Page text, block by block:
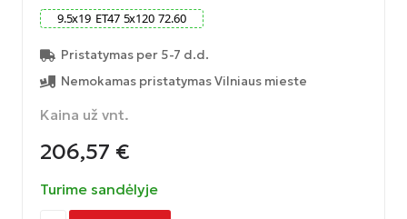
9.5x19 ET47 5x120 72.60
Pristatymas per 5-7 d.d.
Nemokamas pristatymas Vilniaus mieste
Kaina už vnt.
206,57 €
Turime sandėlyje